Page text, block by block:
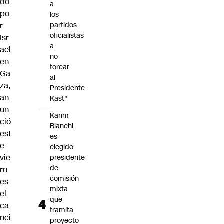
po
r
Isr
ael
en
Ga
za,
an
un
ció
est
e
vie
rn
es
el
ca
nci
a
los
partidos
oficialistas
a
no
torear
al
Presidente
Kast"
Karim
Bianchi
es
elegido
presidente
de
comisión
mixta
que
tramita
proyecto